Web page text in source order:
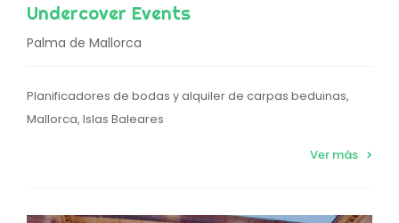
Undercover Events
Palma de Mallorca
Planificadores de bodas y alquiler de carpas beduinas,
Mallorca, Islas Baleares
Ver más